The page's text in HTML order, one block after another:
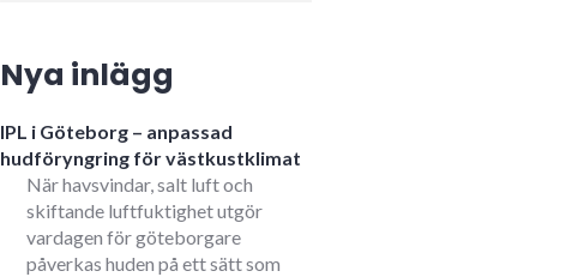
Nya inlägg
IPL i Göteborg – anpassad
hudföryngring för västkustklimat
När havsvindar, salt luft och
skiftande luftfuktighet utgör
vardagen för göteborgare
påverkas huden på ett sätt som